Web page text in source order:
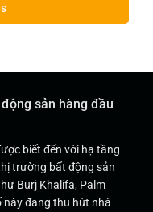
sản hàng đầu
biết đến với hạ tầng
trường bất động sản
Burj Khalifa, Palm
này đang thu hút nhà